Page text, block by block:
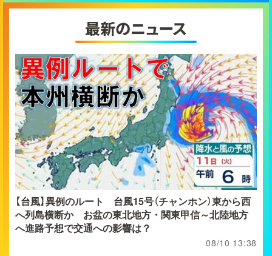
最新のニュース
【台風】異例のルート 台風15号（チャンホン）東から西
へ列島横断か お盆の東北地方・関東甲信～北陸地方
へ進路予想で交通への影響は？
08/10 13:38